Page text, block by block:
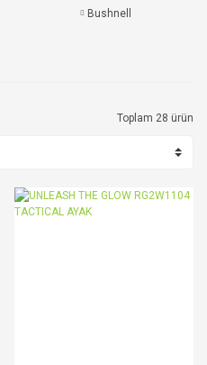
Bushnell
Toplam 28 ürün